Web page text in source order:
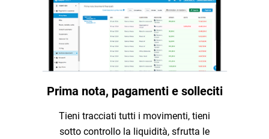
Prima nota, pagamenti e solleciti
Tieni tracciati tutti i movimenti, tieni
sotto controllo la liquidità, sfrutta le